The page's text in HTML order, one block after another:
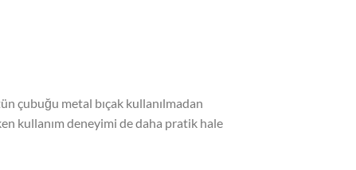
çubuğu metal bıçak kullanılmadan
kullanım deneyimi de daha pratik hale